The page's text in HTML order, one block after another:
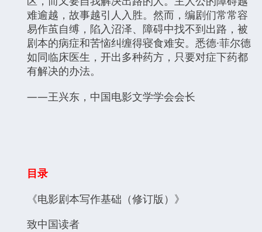
难逾越，故事越引人入胜。然而，编剧们常常容
易作茧自缚，陷入沼泽、障碍中找不到出路，被
剧本的病症和苦恼纠缠得寝食难安。悉德·菲尔德
如同临床医生，开出多种药方，只要对症下药都
有解决的办法。
——王兴东，中国电影文学学会会长
目录
《电影剧本写作基础（修订版）》
致中国读者